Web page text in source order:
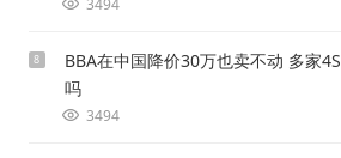
8
BBA在中国降价30万也卖不动 多家
吗
3494